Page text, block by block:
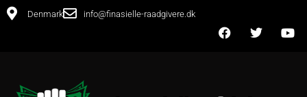
Denmark info@finasielle-raadgivere.dk